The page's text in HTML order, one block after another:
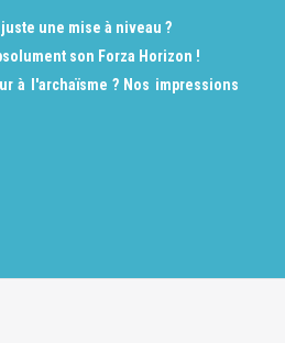
une mise à niveau ?
son Forza Horizon !
à l'archaïsme ? Nos impressions